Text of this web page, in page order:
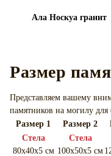
Ала Носкуа гранит
Размер
Представляем вашему
памятников на могилу для
Размер 1
Размер 2
Cтела
80х40х5 см
Cтела
100х50х5 см